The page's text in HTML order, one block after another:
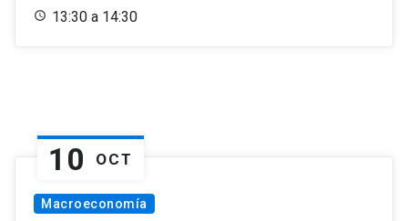
13:30 a 14:30
10 OCT
Macroeconomía